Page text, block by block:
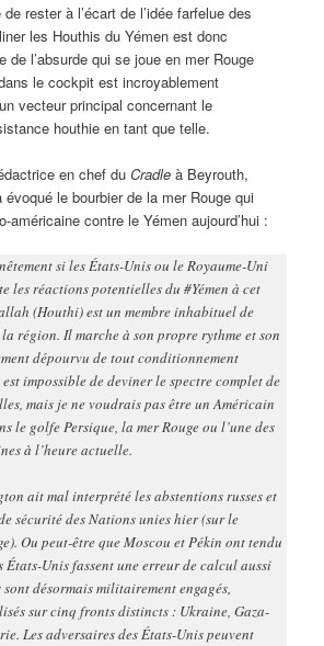
rester à l’écart de l’idée farfelue des
les Houthis du Yémen est donc
de l’absurde qui se joue en mer Rouge
le cockpit est incroyablement
vecteur principal concernant le
houthie en tant que telle.
en chef duCradle à Beyrouth,
le bourbier de la mer Rouge qui
américaine contre le Yémen aujourd’hui :
si les États-Unis ou le Royaume-Uni
les réactions potentielles du #Yémen à cet
(Houthi) est un membre inhabituel de
la région. Il marche à son propre rythme et son
dépourvu de tout conditionnement
impossible de deviner le spectre complet de
mais je ne voudrais pas être un Américain
le golfe Persique, la mer Rouge ou l’une des
à l’heure actuelle.
ait mal interprété les abstentions russes et
sécurité des Nations unies hier (sur le
Ou peut-être que Moscou et Pékin ont tendu
États-Unis fassent une erreur de calcul aussi
désormais militairement engagés,
sur cinq fronts distincts : Ukraine, Gaza-
Les adversaires des États-Unis peuvent